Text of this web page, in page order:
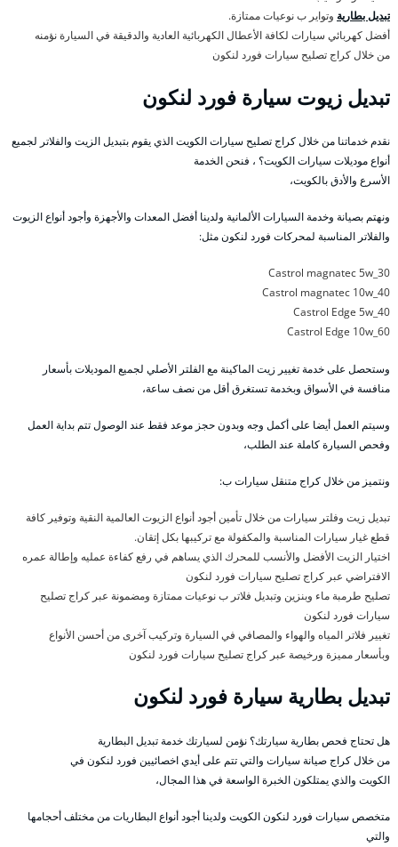
تبديل بطارية وتواير ب نوعيات ممتازة.
أفضل كهربائي سيارات لكافة الأعطال الكهربائية العادية والدقيقة في السيارة نؤمنه
من خلال كراج تصليح سيارات فورد لنكون
تبديل زيوت سيارة فورد لنكون
نقدم خدماتنا من خلال كراج تصليح سيارات الكويت الذي يقوم بتبديل الزيت والفلاتر لجميع
أنواع موديلات سيارات الكويت؟ ، فنحن الخدمة
الأسرع والأدق بالكويت،
ونهتم بصيانة وخدمة السيارات الألمانية ولدينا أفضل المعدات والأجهزة وأجود أنواع الزيوت
والفلاتر المناسبة لمحركات فورد لنكون مثل:
Castrol magnatec 5w_30
Castrol magnatec 10w_40
Castrol Edge 5w_40
Castrol Edge 10w_60
وستحصل على خدمة تغيير زيت الماكينة مع الفلتر الأصلي لجميع الموديلات بأسعار
منافسة في الأسواق وبخدمة تستغرق أقل من نصف ساعة،
وسيتم العمل أيضا على أكمل وجه وبدون حجز موعد فقط عند الوصول تتم بداية العمل
وفحص السيارة كاملة عند الطلب،
ونتميز من خلال كراج متنقل سيارات ب:
تبديل زيت وفلتر سيارات من خلال تأمين أجود أنواع الزيوت العالمية النقية وتوفير كافة
قطع غيار سيارات المناسبة والمكفولة مع تركيبها بكل إتقان.
اختيار الزيت الأفضل والأنسب للمحرك الذي يساهم في رفع كفاءة عمليه وإطالة عمره
الافتراضي عبر كراج تصليح سيارات فورد لنكون
تصليح طرمبة ماء وبنزين وتبديل فلاتر ب نوعيات ممتازة ومضمونة عبر كراج تصليح
سيارات فورد لنكون
تغيير فلاتر المياه والهواء والمصافي في السيارة وتركيب آخرى من أحسن الأنواع
وبأسعار مميزة ورخيصة عبر كراج تصليح سيارات فورد لنكون
تبديل بطارية سيارة فورد لنكون
هل تحتاج فحص بطارية سيارتك؟ نؤمن لسيارتك خدمة تبديل البطارية
من خلال كراج صيانة سيارات والتي تتم على أيدي اخصائيين فورد لنكون في
الكويت والذي يمتلكون الخبرة الواسعة في هذا المجال،
متخصص سيارات فورد لنكون الكويت ولدينا أجود أنواع البطاريات من مختلف أحجامها
والتي